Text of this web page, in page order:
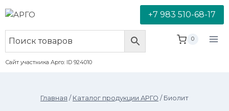
+7 983 510-68-17
Сайт участника Арго: ID 924010
0
Главная / Каталог продукции АРГО / Биолит